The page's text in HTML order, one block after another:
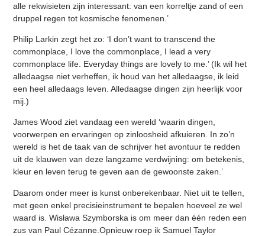
alle rekwisieten zijn interessant: van een korreltje zand of een
druppel regen tot kosmische fenomenen.’
Philip Larkin zegt het zo: ‘I don’t want to transcend the
commonplace, I love the commonplace, I lead a very
commonplace life. Everyday things are lovely to me.’ (Ik wil het
alledaagse niet verheffen, ik houd van het alledaagse, ik leid
een heel alledaags leven. Alledaagse dingen zijn heerlijk voor
mij.)
James Wood ziet vandaag een wereld ‘waarin dingen,
voorwerpen en ervaringen op zinloosheid afkuieren. In zo’n
wereld is het de taak van de schrijver het avontuur te redden
uit de klauwen van deze langzame verdwijning: om betekenis,
kleur en leven terug te geven aan de gewoonste zaken.’
Daarom onder meer is kunst onberekenbaar. Niet uit te tellen,
met geen enkel precisieinstrument te bepalen hoeveel ze wel
waard is. Wisława Szymborska is om meer dan één reden een
zus van Paul Cézanne.Opnieuw roep ik Samuel Taylor